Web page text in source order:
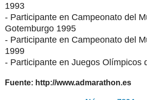
1993
- Participante en Campeonato del
Gotemburgo 1995
- Participante en Campeonato del
1999
- Participante en Juegos Olímpicos
Fuente: http://www.admarathon.es